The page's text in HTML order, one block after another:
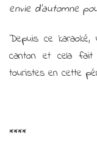
envie d’automne
Depuis ce karaoké,
canton et cela
touristes en cette
****